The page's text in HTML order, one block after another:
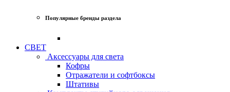
Популярные бренды раздела
СВЕТ
Аксессуары для света
Кофры
Отражатели и софтбоксы
Штативы